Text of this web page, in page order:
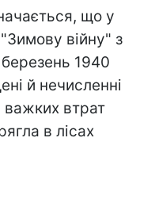
що у
"Зимову війну" з
1940
й нечисленні
важких втрат
в лісах